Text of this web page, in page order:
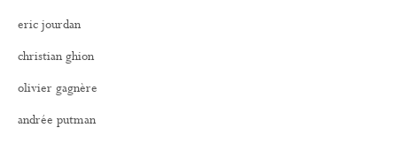
eric jourdan
christian ghion
olivier gagnère
andrée putman